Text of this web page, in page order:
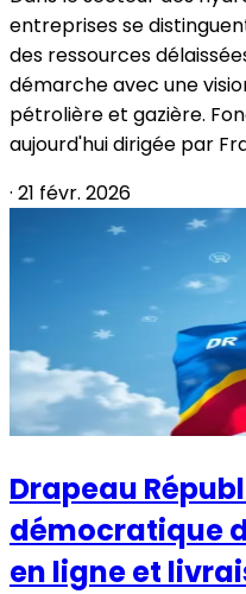
entreprises se
des ressources
démarche avec une
pétrolière et gazière.
aujourd'hui dirigée par
· 21 févr. 2026
Drapeau
démocratique
en ligne et